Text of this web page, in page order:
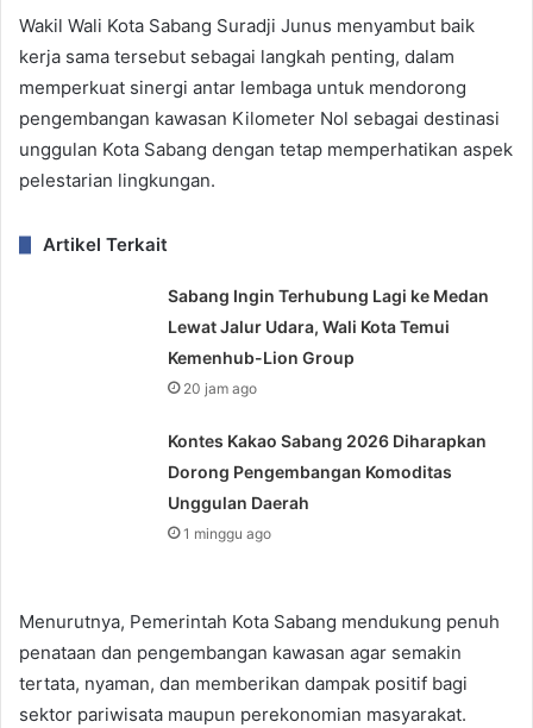
Wakil Wali Kota Sabang Suradji Junus menyambut baik
kerja sama tersebut sebagai langkah penting, dalam
memperkuat sinergi antar lembaga untuk mendorong
pengembangan kawasan Kilometer Nol sebagai destinasi
unggulan Kota Sabang dengan tetap memperhatikan aspek
pelestarian lingkungan.
Artikel Terkait
Sabang Ingin Terhubung Lagi ke Medan
Lewat Jalur Udara, Wali Kota Temui
Kemenhub-Lion Group
20 jam ago
Kontes Kakao Sabang 2026 Diharapkan
Dorong Pengembangan Komoditas
Unggulan Daerah
1 minggu ago
Menurutnya, Pemerintah Kota Sabang mendukung penuh
penataan dan pengembangan kawasan agar semakin
tertata, nyaman, dan memberikan dampak positif bagi
sektor pariwisata maupun perekonomian masyarakat.